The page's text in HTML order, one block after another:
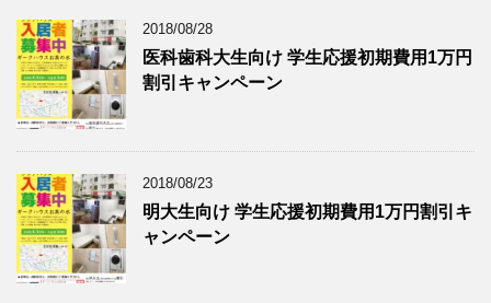
2018/08/28
医科歯科大生向け 学生応援初期費用1万円
割引キャンペーン
2018/08/23
明大生向け 学生応援初期費用1万円割引キ
ャンペーン